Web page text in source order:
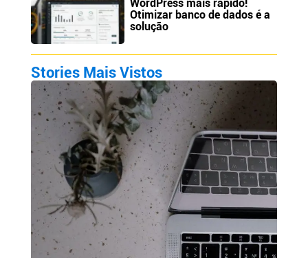
WordPress mais rápido!
Otimizar banco de dados é a
solução
Stories Mais Vistos